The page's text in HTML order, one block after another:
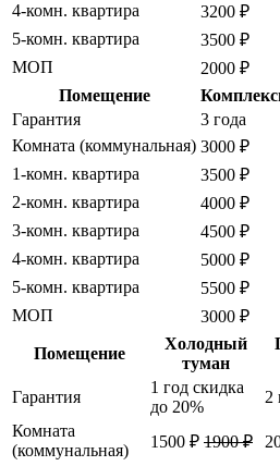
4-комн. квартира
3200 ₽
5-комн. квартира
3500 ₽
МОП
2000 ₽
Помещение
Гарантия
3 года
Комната (коммунальная) 3000 ₽
1-комн. квартира
3500 ₽
2-комн. квартира
4000 ₽
3-комн. квартира
4500 ₽
4-комн. квартира
5000 ₽
5-комн. квартира
5500 ₽
МОП
3000 ₽
Помещение
Холодный
туман
Гарантия
1 год скидка
до 20%
2
Комната
(коммунальная)
1500 ₽ 1900 ₽